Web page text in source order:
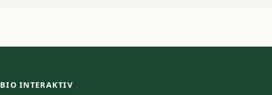
BIO INTERAKTIV